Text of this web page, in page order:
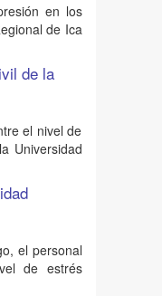
en los
de Ica
de la
el nivel de
Universidad
el personal
de estrés